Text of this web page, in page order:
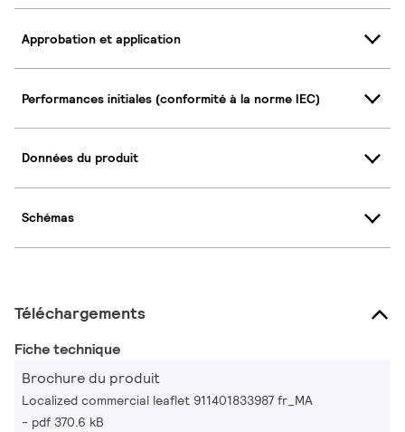
Approbation et application
Performances initiales (conformité à la norme IEC)
Données du produit
Schémas
Téléchargements
Fiche technique
Brochure du produit
Localized commercial leaflet 911401833987 fr_MA
pdf 370.6 kB